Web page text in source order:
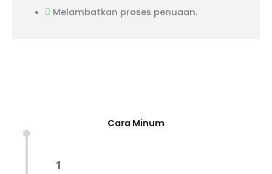
Melambatkan proses penuaan.
Cara Minum
1